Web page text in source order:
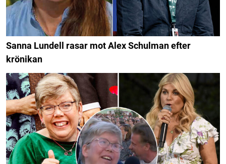
Sanna Lundell rasar mot Alex Schulman efter
krönikan